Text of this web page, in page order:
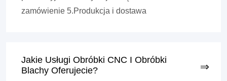
zamówienie 5.Produkcja i dostawa
Jakie Usługi Obróbki CNC I Obróbki
Blachy Oferujecie?